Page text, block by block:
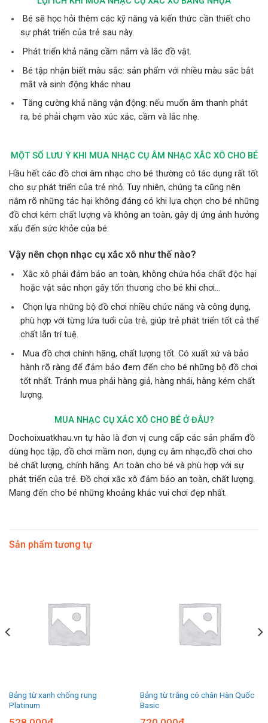
Bé sẽ học hỏi thêm các kỹ năng và kiến thức cần thiết cho
sự phát triển của trẻ sau này.
Phát triển khả năng cầm nắm và lắc đồ vật.
Bé tập nhận biết màu sắc: sản phẩm với nhiều màu sắc bắt
mắt và sinh động khác nhau
Tăng cường khả năng vận động: nếu muốn âm thanh phát
ra, bé phải chạm vào xúc xắc, cầm và lắc nhẹ.
MỘT SỐ LƯU Ý KHI MUA NHẠC CỤ ÂM NHẠC XẮC XÔ CHO BÉ
Hầu hết các đồ chơi âm nhạc cho bé thường có tác dụng rất tốt
cho sự phát triển của trẻ nhỏ. Tuy nhiên, chúng ta cũng nên
nắm rõ những tác hại không đáng có khi lựa chọn cho bé những
đồ chơi kém chất lượng và không an toàn, gây dị ứng ảnh hưởng
xấu đến sức khỏe của bé.
Vậy nên chọn nhạc cụ xắc xô như thế nào?
Xắc xô phải đảm bảo an toàn, không chứa hóa chất độc hại
hoặc vật sắc nhọn gây tổn thương cho bé khi chơi…
Chọn lựa những bộ đồ chơi nhiều chức năng và công dụng,
phù hợp với từng lứa tuổi của trẻ, giúp trẻ phát triển tốt cả thể
chất lẫn trí tuệ.
Mua đồ chơi chính hãng, chất lượng tốt. Có xuất xứ và bảo
hành rõ ràng để đảm bảo đem đến cho bé những bộ đồ chơi
tốt nhất. Tránh mua phải hàng giả, hàng nhái, hàng kém chất
lượng.
MUA NHẠC CỤ XẮC XÔ CHO BÉ Ở ĐÂU?
Dochoixuatkhau.vn tự hào là đơn vị cung cấp các sản phẩm đồ
dùng học tập, đồ chơi mầm non, dụng cụ âm nhạc,đồ chơi cho
bé chất lượng, chính hãng. An toàn cho bé và phù hợp với sự
phát triển của trẻ. Đồ chơi xắc xô đảm bảo an toàn, chất lượng.
Mang đến cho bé những khoảng khắc vui chơi đẹp nhất.
Sản phẩm tương tự
Bảng từ xanh chống rung
Platinum
Bảng từ trắng có chân Hàn Quốc
Basic